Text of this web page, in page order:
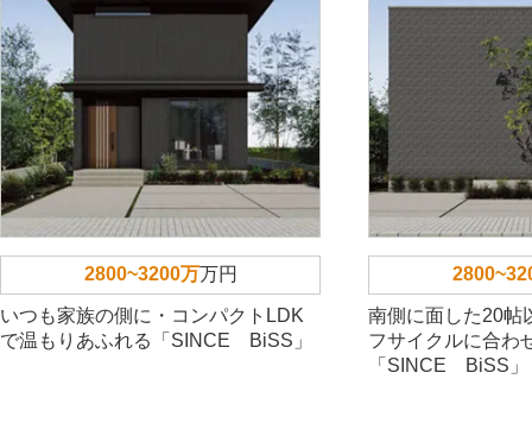
2800~3200万万円
いつも家族の側に・コンパクトLDK
で温もりあふれる「SINCE BiSS」
南側に面した20帖
フサイクルに合わ
「SINCE BiSS」